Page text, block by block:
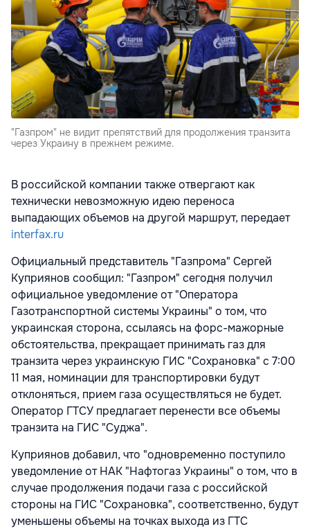
"Газпром" не видит препятствий для продолжения транзита
через Украину в прежнем режиме.
В российской компании также отвергают как
технически невозможную идею переноса
выпадающих объемов на другой маршрут, передает
interfax.ru
Официальный представитель "Газпрома" Сергей
Куприянов сообщил: "Газпром" сегодня получил
официальное уведомление от "Оператора
Газотранспортной системы Украины" о том, что
украинская сторона, ссылаясь на форс-мажорные
обстоятельства, прекращает принимать газ для
транзита через украинскую ГИС "Сохрановка" с 7:00
11 мая, номинации для транспортировки будут
отклоняться, прием газа осуществляться не будет.
Оператор ГТСУ предлагает перенести все объемы
транзита на ГИС "Суджа".
Куприянов добавил, что "одновременно поступило
уведомление от НАК "Нафтогаз Украины" о том, что в
случае продолжения подачи газа с российской
стороны на ГИС "Сохрановка", соответственно, будут
уменьшены объемы на точках выхода из ГТС